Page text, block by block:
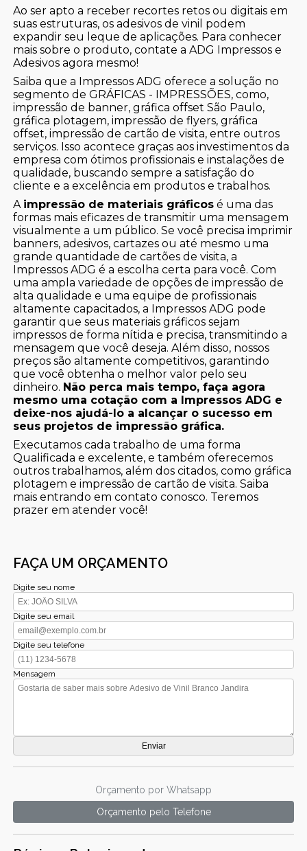
Ao ser apto a receber recortes retos ou digitais em
suas estruturas, os adesivos de vinil podem
expandir seu leque de aplicações. Para conhecer
mais sobre o produto, contate a ADG Impressos e
Adesivos agora mesmo!
Saiba que a Impressos ADG oferece a solução no
segmento de GRÁFICAS - IMPRESSÕES, como,
impressão de banner, gráfica offset São Paulo,
gráfica plotagem, impressão de flyers, gráfica
offset, impressão de cartão de visita, entre outros
serviços. Isso acontece graças aos investimentos da
empresa com ótimos profissionais e instalações de
qualidade, buscando sempre a satisfação do
cliente e a excelência em produtos e trabalhos.
A impressão de materiais gráficos é uma das
formas mais eficazes de transmitir uma mensagem
visualmente a um público. Se você precisa imprimir
banners, adesivos, cartazes ou até mesmo uma
grande quantidade de cartões de visita, a
Impressos ADG é a escolha certa para você. Com
uma ampla variedade de opções de impressão de
alta qualidade e uma equipe de profissionais
altamente capacitados, a Impressos ADG pode
garantir que seus materiais gráficos sejam
impressos de forma nítida e precisa, transmitindo a
mensagem que você deseja. Além disso, nossos
preços são altamente competitivos, garantindo
que você obtenha o melhor valor pelo seu
dinheiro. Não perca mais tempo, faça agora
mesmo uma cotação com a Impressos ADG e
deixe-nos ajudá-lo a alcançar o sucesso em
seus projetos de impressão gráfica.
Executamos cada trabalho de uma forma
Qualificada e excelente, e também oferecemos
outros trabalhamos, além dos citados, como gráfica
plotagem e impressão de cartão de visita. Saiba
mais entrando em contato conosco. Teremos
prazer em atender você!
FAÇA UM ORÇAMENTO
Digite seu nome
Digite seu email
Digite seu telefone
Mensagem
Orçamento por Whatsapp
Orçamento pelo Telefone